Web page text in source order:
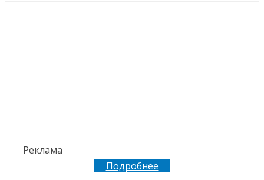
Реклама
Подробнее